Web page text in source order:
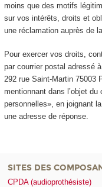
moins que des motifs
sur vos intérêts, droits et
une réclamation auprès de la
Pour exercer vos droits,
par courrier postal adressé
292 rue Saint-Martin 75003
mentionnant dans l’objet du
personnelles», en joignant
une adresse de réponse.
SITES DES
CPDA (audioprothésiste)